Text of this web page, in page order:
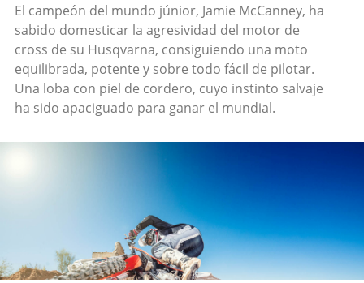
El campeón del mundo júnior, Jamie McCanney, ha
sabido domesticar la agresividad del motor de
cross de su Husqvarna, consiguiendo una moto
equilibrada, potente y sobre todo fácil de pilotar.
Una loba con piel de cordero, cuyo instinto salvaje
ha sido apaciguado para ganar el mundial.